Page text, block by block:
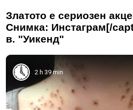
Златото е сериозен
Снимка: Инстаграм[/
в. "Уикенд"
2 h 39 min